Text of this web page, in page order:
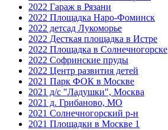
2022 Гараж в Рязани
2022 Площадка Наро-Фоминск
2022 детсад Лукоморье
2022 Десткая площадка в Истре
2022 Площадка в Солнечногорске
2022 Софринские пруды
2022 Центр развития детей
2021 Парк ФОК в Москве
2021 д/с "Ладушки", Москва
2021 д. Грибаново, МО
2021 Солнечногорский р-н
2021 Площадки в Москве 1